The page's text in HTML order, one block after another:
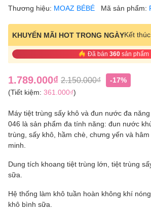
Thương hiệu: MOAZ BÉBÉ Mã sản phẩm:
KHUYẾN MÃI HOT TRONG NGÀYKết
Đã bán 360 sản phẩm
1.789.000₫ 2.150.000₫
-17%
(Tiết kiệm: 361.000₫)
Máy tiệt trùng sấy khô và đun nước đa
046 là sản phẩm đa tính năng: đun nước
trùng, sấy khô, hầm chè, chưng yến và
minh.
Dung tích khoang tiệt trùng lớn, tiệt trùng
sữa.
Hệ thống làm khô tuần hoàn không khí
khô bình sữa.